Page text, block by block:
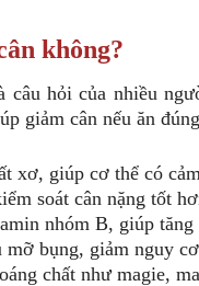
không?
câu hỏi của nhiều
giảm cân nếu ăn
xơ, giúp cơ thể có
soát cân nặng tốt
nhóm B, giúp
bụng, giảm nguy
chất như magie,